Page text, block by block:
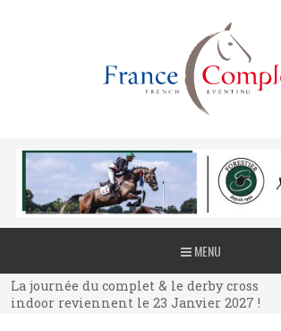
MENU
La journée du complet & le derby cross
indoor reviennent le 23 Janvier 2027 !
La journée du complet & le derby cross
indoor reviennent le 23 Janvier 2027 !